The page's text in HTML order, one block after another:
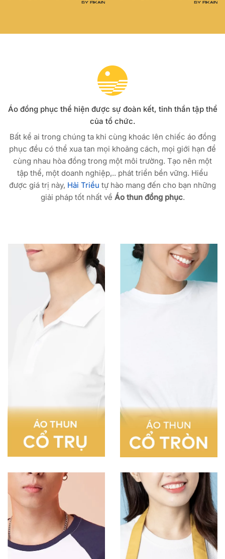
Áo đồng phục thể hiện được sự đoàn kết, tinh thần tập thể
của tổ chức.
Bất kể ai trong chúng ta khi cùng khoác lên chiếc áo đồng
phục đều có thể xua tan mọi khoảng cách, mọi giới hạn để
cùng nhau hòa đồng trong một môi trường. Tạo nên một
tập thể, một doanh nghiệp,.. phát triển bền vững. Hiểu
được giá trị này, Hải Triều tự hào mang đến cho bạn những
giải pháp tốt nhất về Áo thun đồng phục.